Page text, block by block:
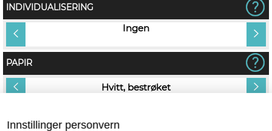
INDIVIDUALISERING
på Ingen
PAPIR
Hvitt, bestrøket
Innstillinger personvern